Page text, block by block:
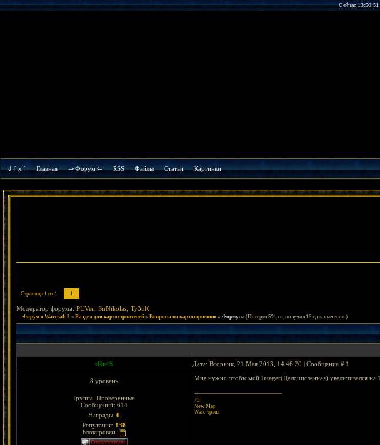
Сейчас 13:50:51
⇓ [ x ] Главная ⇒ Форум ⇐ RSS Файлы Cтатьи Картинки
Страница 1 из 1 1
Модератор форума: PUVer SirNikolas Ty3uK
Форум о Warcraft 3 » Раздел для картостроителей » Вопросы по картостроению » Формула (Потерял 5% хп, получил 15 ед к значению)
tRu^S Дата: Вторник, 21 Мая 2013, 14:46:20 | Сообщение # 1
8 уровень
Группа: Проверенные
Сообщений: 614
Награды: 0
Репутация: 138
Блокировки:
Мне нужно чтобы мой Integer(Целочисленная) увеличивался на
<3
New Map
Waro трэш